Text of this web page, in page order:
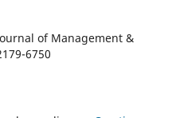
of Management &
6750